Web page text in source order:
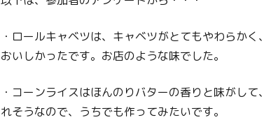
・ロールキャベツは、キャベツがとてもやわらか
おいしかったです。お店のような味でした。
・コーンライスはほんのりバターの香りと味がし
れそうなので、うちでも作ってみたいです。